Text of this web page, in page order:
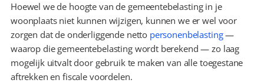
Hoewel we de hoogte van de gemeentebelasting in je
woonplaats niet kunnen wijzigen, kunnen we er wel voor
zorgen dat de onderliggende netto personenbelasting —
waarop die gemeentebelasting wordt berekend — zo laag
mogelijk uitvalt door gebruik te maken van alle toegestane
aftrekken en fiscale voordelen.